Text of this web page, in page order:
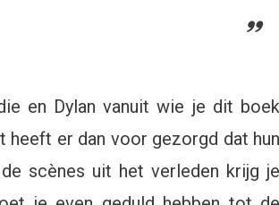
en Dylan vanuit wie je dit boek
heeft er dan voor gezorgd dat hun
scènes uit het verleden krijg je